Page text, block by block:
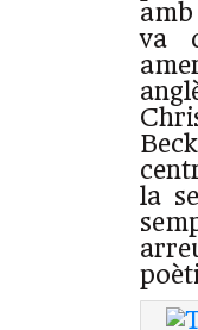
va
la